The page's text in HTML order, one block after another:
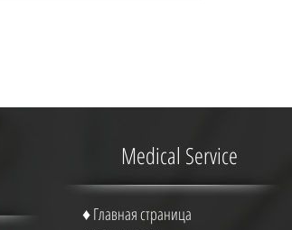
Medical Service
♦Главная страница